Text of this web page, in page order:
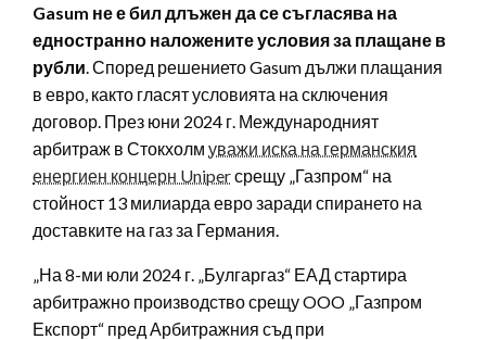
Gasum не е бил длъжен да се съгласява на
едностранно наложените условия за плащане в
рубли. Според решението Gasum дължи плащания
в евро, както гласят условията на сключения
договор. През юни 2024 г. Международният
арбитраж в Стокхолм уважи иска на германския
енергиен концерн Uniperсрещу „Газпром“ на
стойност 13 милиарда евро заради спирането на
доставките на газ за Германия.
„На 8-ми юли 2024 г. „Булгаргаз“ ЕАД стартира
арбитражно производство срещу OOO „Газпром
Експорт“ пред Арбитражния съд при